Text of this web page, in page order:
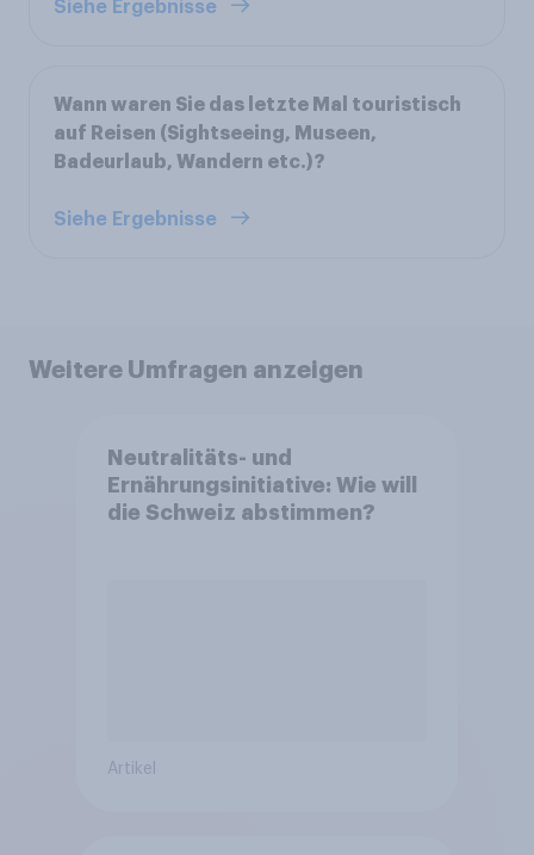
Siehe Ergebnisse
Wann waren Sie das letzte Mal touristisch
auf Reisen (Sightseeing, Museen,
Badeurlaub, Wandern etc.)?
Siehe Ergebnisse
Weitere Umfragen anzeigen
Neutralitäts- und
Ernährungsinitiative: Wie will
die Schweiz abstimmen?
Artikel